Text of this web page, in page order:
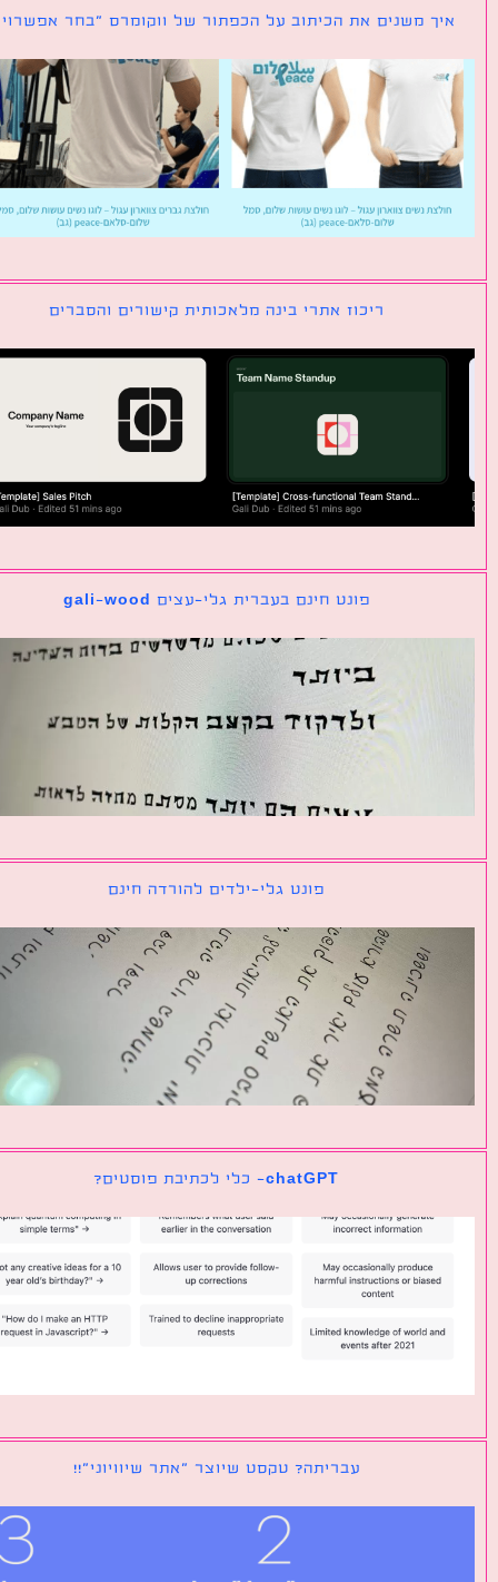
משנים את הכיתוב על הכפתור של ווקומרס ״בחר אפשרויות״
ריכוז אתרי בינה מלאכותית קישורים והסברים
פונט חינם בעברית גלי-עצים gali-wood
פונט גלי-ילדים להורדה חינם
chatGPT- כלי לכתיבת פוסטים?
עבריתה? טקסט שיוצר ״אתר שיוויוני״!!